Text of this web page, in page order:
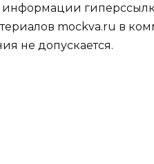
mockva.ru в
не допускается.